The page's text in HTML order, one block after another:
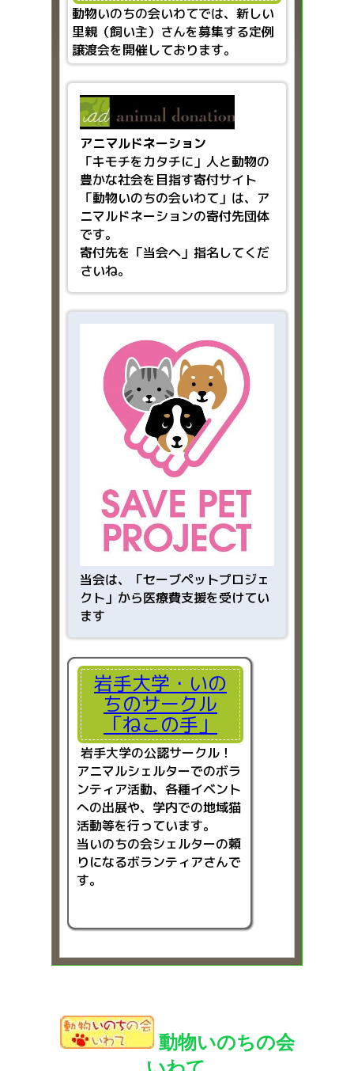
動物いのちの会いわてでは、新しい
里親（飼い主）さんを募集する定例
譲渡会を開催しております。
アニマルドネーション
「キモチをカタチに」人と動物の
豊かな社会を目指す寄付サイト
「動物いのちの会いわて」は、ア
ニマルドネーションの寄付先団体
です。
寄付先を「当会へ」指名してくだ
さいね。
当会は、「セーブペットプロジェ
クト」から医療費支援を受けてい
ます
岩手大学・いの
ちのサークル
「ねこの手」
岩手大学の公認サークル！
アニマルシェルターでのボラ
ンティア活動、各種イベント
への出展や、学内での地域猫
活動等を行っています。
当いのちの会シェルターの頼
りになるボランティアさんで
す。
動物いのちの会